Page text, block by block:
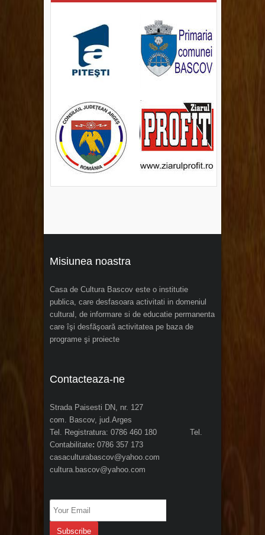
Misiunea noastra
Casa de Cultura Bascov este o institutie
publica, care desfasoara activitati in domeniul
cultural, de informare si de educatie permanenta
care îşi desfăşoară activitatea pe baza de
programe şi proiecte
Contacteaza-ne
Strada Paisesti DN, nr. 127
com. Bascov, jud.Arges
Tel. Registratura: 0786 460 180 Tel.
Contabilitate: 0786 357 173
casaculturabascov@yahoo.com
cultura.bascov@yahoo.com